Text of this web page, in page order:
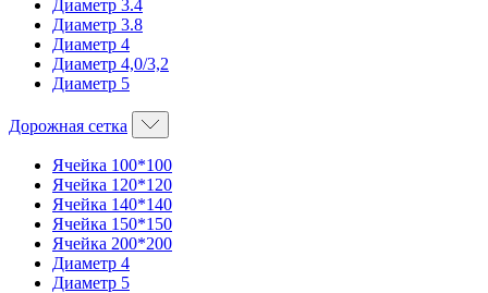
Диаметр 3.4
Диаметр 3.8
Диаметр 4
Диаметр 4,0/3,2
Диаметр 5
Дорожная сетка
Ячейка 100*100
Ячейка 120*120
Ячейка 140*140
Ячейка 150*150
Ячейка 200*200
Диаметр 4
Диаметр 5